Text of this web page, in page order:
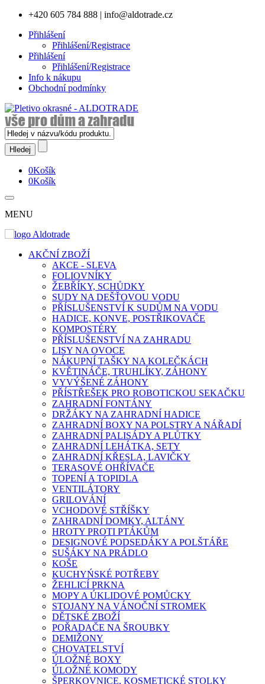
+420 605 784 888 | info@aldotrade.cz
Přihlášení
Přihlášení/Registrace
Přihlášení
Přihlášení/Registrace
Info k nákupu
Obchodní podmínky
0Košík
0Košík
MENU
AKČNÍ ZBOŽÍ
AKCE - SLEVA
FOLIOVNÍKY
ŽEBŘÍKY, SCHŮDKY
SUDY NA DEŠŤOVOU VODU
PŘÍSLUŠENSTVÍ K SUDŮM NA VODU
HADICE, KONVE, POSTŘIKOVAČE
KOMPOSTÉRY
PŘÍSLUŠENSTVÍ NA ZAHRADU
LISY NA OVOCE
NÁKUPNÍ TAŠKY NA KOLEČKÁCH
KVĚTINÁČE, TRUHLÍKY, ZÁHONY
VYVÝŠENÉ ZÁHONY
PŘÍSTŘEŠEK PRO ROBOTICKOU SEKAČKU
ZAHRADNÍ FONTÁNY
DRŽÁKY NA ZAHRADNÍ HADICE
ZAHRADNÍ BOXY NA POLSTRY A NÁŘADÍ
ZAHRADNÍ PALISÁDY A PLŮTKY
ZAHRADNÍ LEHÁTKA, SETY
ZAHRADNÍ KŘESLA, LAVIČKY
TERASOVÉ OHŘÍVAČE
TOPENÍ A TOPIDLA
VENTILÁTORY
GRILOVÁNÍ
VCHODOVÉ STŘÍŠKY
ZAHRADNÍ DOMKY, ALTÁNY
HROTY PROTI PTÁKŮM
DESIGNOVÉ PODSEDÁKY A POLŠTÁŘE
SUŠÁKY NA PRÁDLO
KOŠE
KUCHYŃSKÉ POTŘEBY
ŽEHLICÍ PRKNA
MOPY A ÚKLIDOVÉ POMŮCKY
STOJANY NA VÁNOČNÍ STROMEK
DĚTSKÉ ZBOŽÍ
POŘADAČE NA ŠROUBKY
DEMIŽONY
CHOVATELSTVÍ
ÚLOŽNÉ BOXY
ÚLOŽNÉ KOMODY
ŠPERKOVNICE, KOSMETICKÉ STOLKY